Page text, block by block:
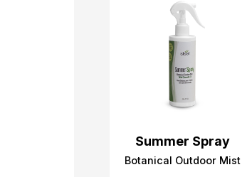
Summer Spray
Botanical Outdoor Mist